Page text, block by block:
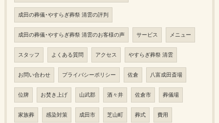
成田の葬儀･やすらぎ葬祭 清雲の評判
成田の葬儀･やすらぎ葬祭 清雲のお客様の声 サービス メニュー
スタッフ よくある質問 アクセス やすらぎ葬祭 清雲
お問い合わせ プライバシーポリシー 佐倉 八富成田斎場
位牌 お焚き上げ 山武郡 酒々井 佐倉市 葬儀場
家族葬 感染対策 成田市 芝山町 葬式 費用